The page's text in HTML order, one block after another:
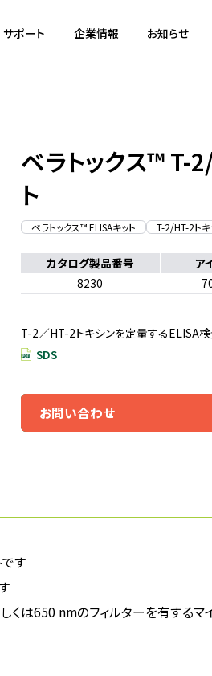
サポート 企業情報 お知らせ
ベラトックス™ T-
ト
ベラトックス™ ELISAキット T-2/HT-2トキ
カタログ製品番号
8230
ア
T-2／HT-2トキシンを定量するELISA検
SDS
お問い合わせ
す
は650 nmのフィルターを有するマ